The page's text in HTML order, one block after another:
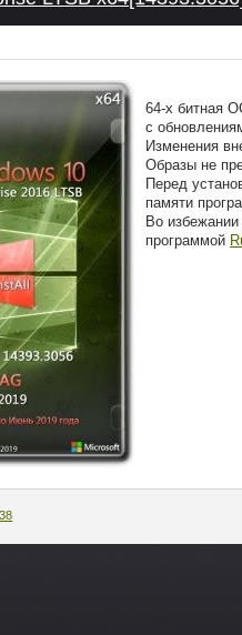
64-х битная
с
Изменения
Образы не
Перед
памяти
Во избежании
программой